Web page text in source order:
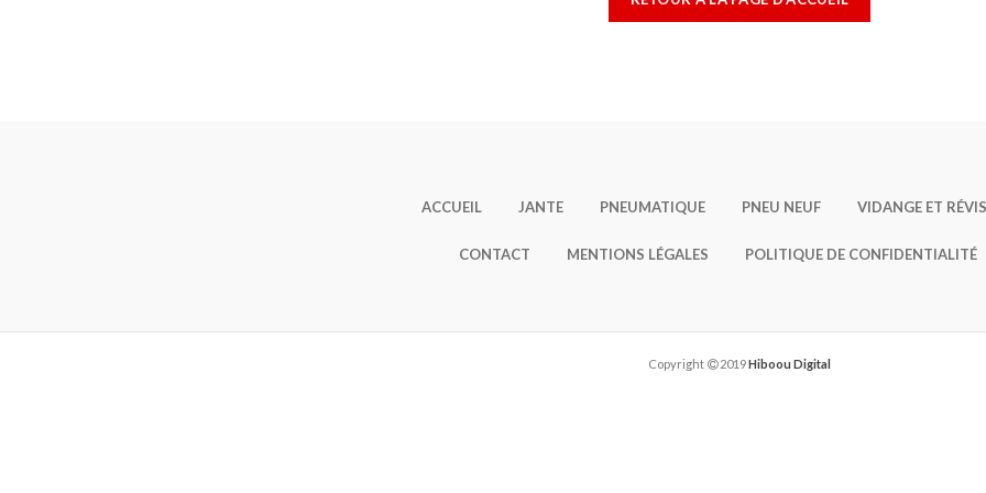
ACCUEIL JANTE PNEUMATIQUE PNEU NEUF VIDANGE ET
CONTACT MENTIONS LÉGALES POLITIQUE DE CONFIDENTIALITÉ
Copyright 2019Hiboou Digital